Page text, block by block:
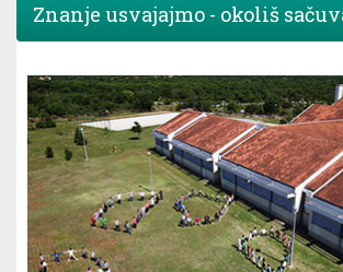
Znanje usvajajmo - okoliš